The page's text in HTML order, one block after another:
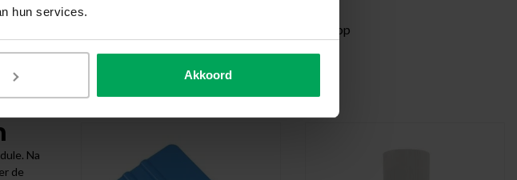
hun services.
Akkoord
Neem contact met ons op
Na
de
Aanbevolen gereedschappen